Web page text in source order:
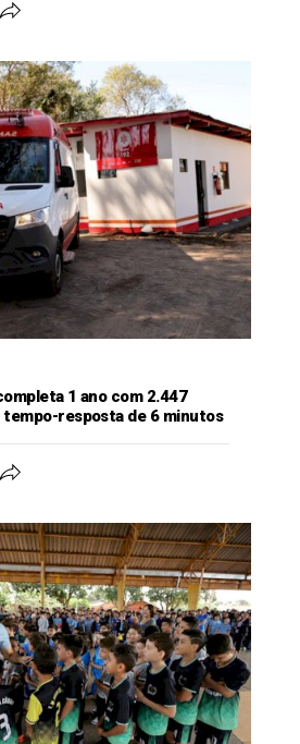
1 ano com 2.447
resposta de 6 minutos